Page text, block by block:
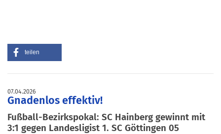
teilen
07.04.2026
Gnadenlos effektiv!
Fußball-Bezirkspokal: SC Hainberg gewinnt mit
3:1 gegen Landesligist 1. SC Göttingen 05